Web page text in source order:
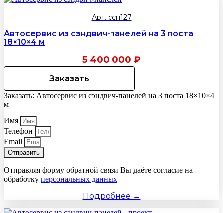
Арт. ссп127
Автосервис из сэндвич-панелей на 3 поста
18×10×4 м
5 400 000 ₽
Заказать
Заказать: Автосервис из сэндвич-панелей на 3 поста 18×10×4
м
Имя
Телефон
Email
Отправить
Отправляя форму обратной связи Вы даёте согласие на
обработку персональных данных
Подробнее →